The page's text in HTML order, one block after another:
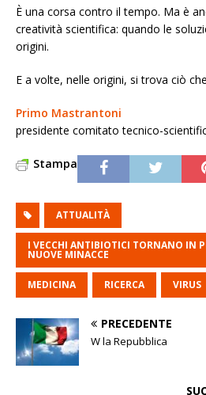
È una corsa contro il tempo. Ma è
creatività scientifica: quando le
origini.
E a volte, nelle origini, si trova ciò
Primo Mastrantoni
presidente comitato tecnico-
Stampa
ATTUALITÀ
I VECCHI ANTIBIOTICI TORNANO IN
NUOVE MINACCE
MEDICINA RICERCA VIRUS
PRECEDENTE
W la Repubblica